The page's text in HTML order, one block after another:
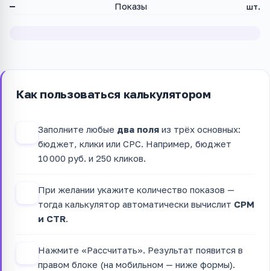
— Показы шт.
Как пользоваться калькулятором
Заполните любые два поля из трёх основных:
бюджет, клики или CPC. Например, бюджет
10 000 руб. и 250 кликов.
При желании укажите количество показов —
тогда калькулятор автоматически вычислит CPM
и CTR.
Нажмите «Рассчитать». Результат появится в
правом блоке (на мобильном — ниже формы).